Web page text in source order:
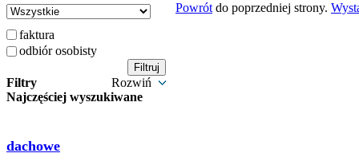
faktura
odbiór osobisty
Filtry
Rozwiń
Najczęściej wyszukiwane
dachowe
Powrót do poprzedniej strony.